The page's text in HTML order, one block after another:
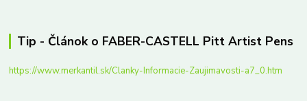
Tip - Článok o FABER-CASTELL Pitt Artist Pens
https://www.merkantil.sk/Clanky-Informacie-Zaujimavosti-a7_0.htm